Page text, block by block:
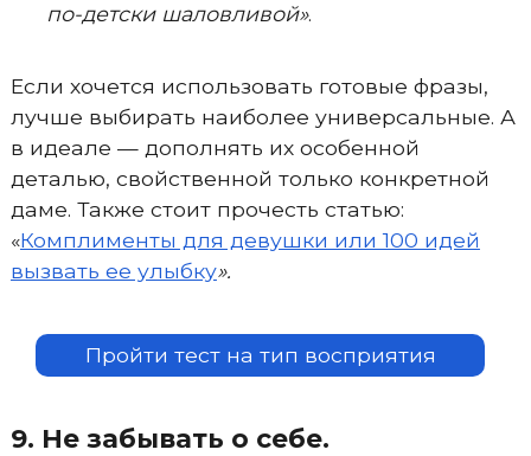
по-детски шаловливой».
Если хочется использовать готовые фразы,
лучше выбирать наиболее универсальные. А
в идеале — дополнять их особенной
деталью, свойственной только конкретной
даме. Также стоит прочесть статью:
«Комплименты для девушки или 100 идей
вызвать ее улыбку».
Пройти тест на тип восприятия
9. Не забывать о себе.